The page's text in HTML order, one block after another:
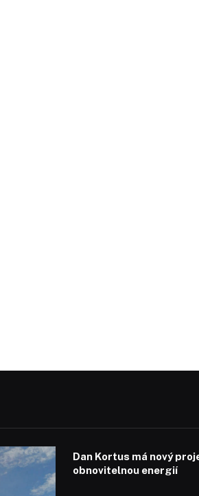
Dan Kortus má nový
obnovitelnou energií